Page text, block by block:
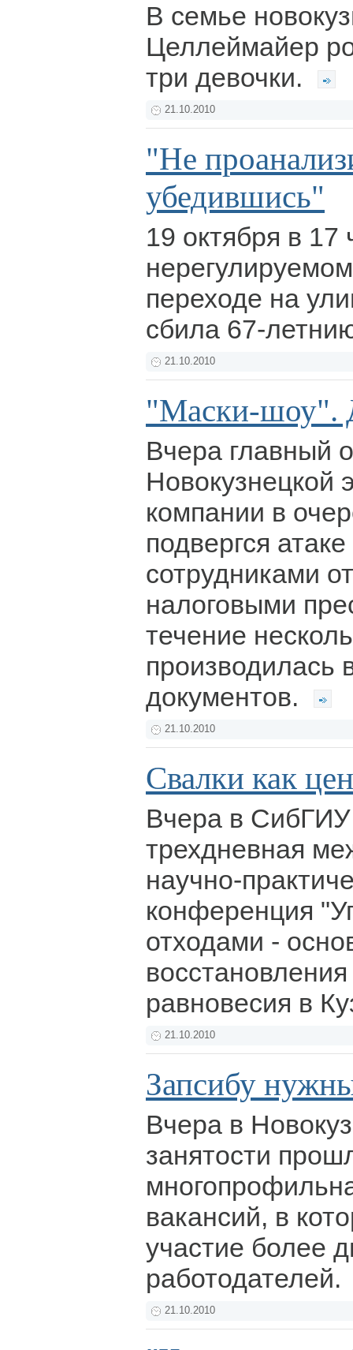
В семье
Целлеймайер
три девочки.
21.10.2010
"Не
убедившись"
19 октября в 17
переходе на
сбила 67-
21.10.2010
"Маски-шоу".
Вчера главный
Новокузнецкой
компании в
подвергся
сотрудниками
налоговыми
течение
производилась
документов.
21.10.2010
Свалки как
Вчера в
трехдневная
научно-
конференция
отходами -
восстановления
равновесия в
21.10.2010
Запсибу
Вчера в
занятости
вакансий, в
участие более
работодателей.
21.10.2010